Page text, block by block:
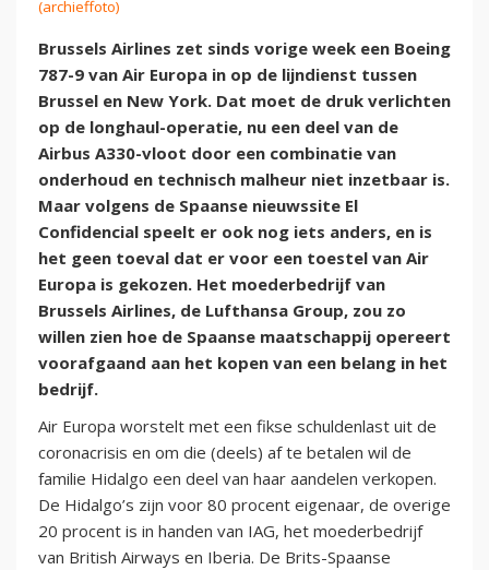
(archieffoto)
Brussels Airlines zet sinds vorige week een Boeing
787-9 van Air Europa in op de lijndienst tussen
Brussel en New York. Dat moet de druk verlichten
op de longhaul-operatie, nu een deel van de
Airbus A330-vloot door een combinatie van
onderhoud en technisch malheur niet inzetbaar is.
Maar volgens de Spaanse nieuwssite El
Confidencial speelt er ook nog iets anders, en is
het geen toeval dat er voor een toestel van Air
Europa is gekozen. Het moederbedrijf van
Brussels Airlines, de Lufthansa Group, zou zo
willen zien hoe de Spaanse maatschappij opereert
voorafgaand aan het kopen van een belang in het
bedrijf.
Air Europa worstelt met een fikse schuldenlast uit de
coronacrisis en om die (deels) af te betalen wil de
familie Hidalgo een deel van haar aandelen verkopen.
De Hidalgo’s zijn voor 80 procent eigenaar, de overige
20 procent is in handen van IAG, het moederbedrijf
van British Airways en Iberia. De Brits-Spaanse